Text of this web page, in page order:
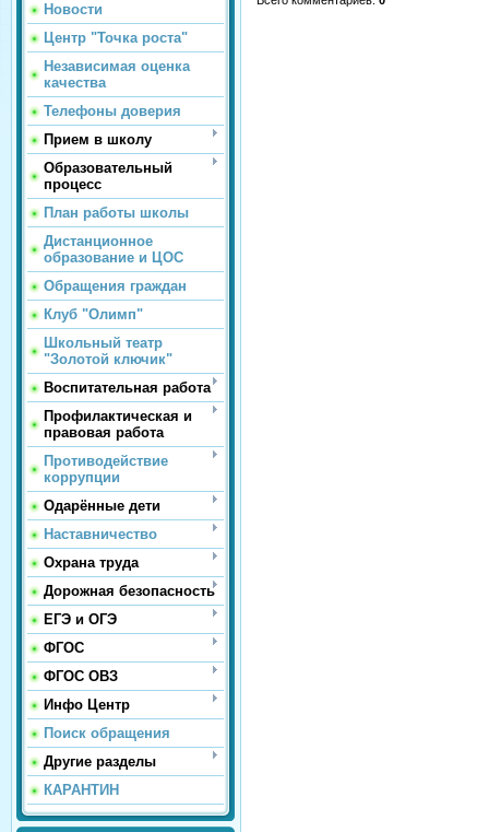
Новости
Центр "Точка роста"
Независимая оценка
качества
Телефоны доверия
Прием в школу
Образовательный
процесс
План работы школы
Дистанционное
образование и ЦОС
Обращения граждан
Клуб "Олимп"
Школьный театр
"Золотой ключик"
Воспитательная работа
Профилактическая и
правовая работа
Противодействие
коррупции
Одарённые дети
Наставничество
Охрана труда
Дорожная безопасность
ЕГЭ и ОГЭ
ФГОС
ФГОС ОВЗ
Инфо Центр
Поиск обращения
Другие разделы
КАРАНТИН